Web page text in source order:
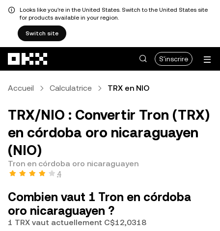
Looks like you're in the United States. Switch to the United States site
for products available in your region.
Switch site
S'inscrire
Accueil Calculatrice TRX en NIO
TRX/NIO : Convertir Tron (TRX)
en córdoba oro nicaraguayen
(NIO)
Tron en córdoba oro nicaraguayen
4
Combien vaut 1 Tron en córdoba
oro nicaraguayen ?
1 TRX vaut actuellement C$12,0318